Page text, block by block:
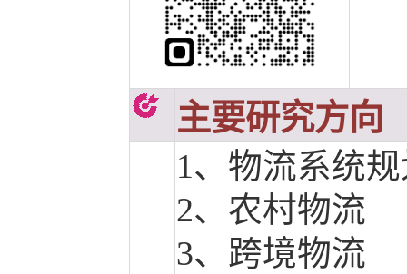
主要研究方向
1、物流系统
2、农村物流
3、跨境物流